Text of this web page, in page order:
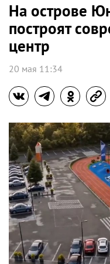
На острове
построят
центр
20 мая 11:34